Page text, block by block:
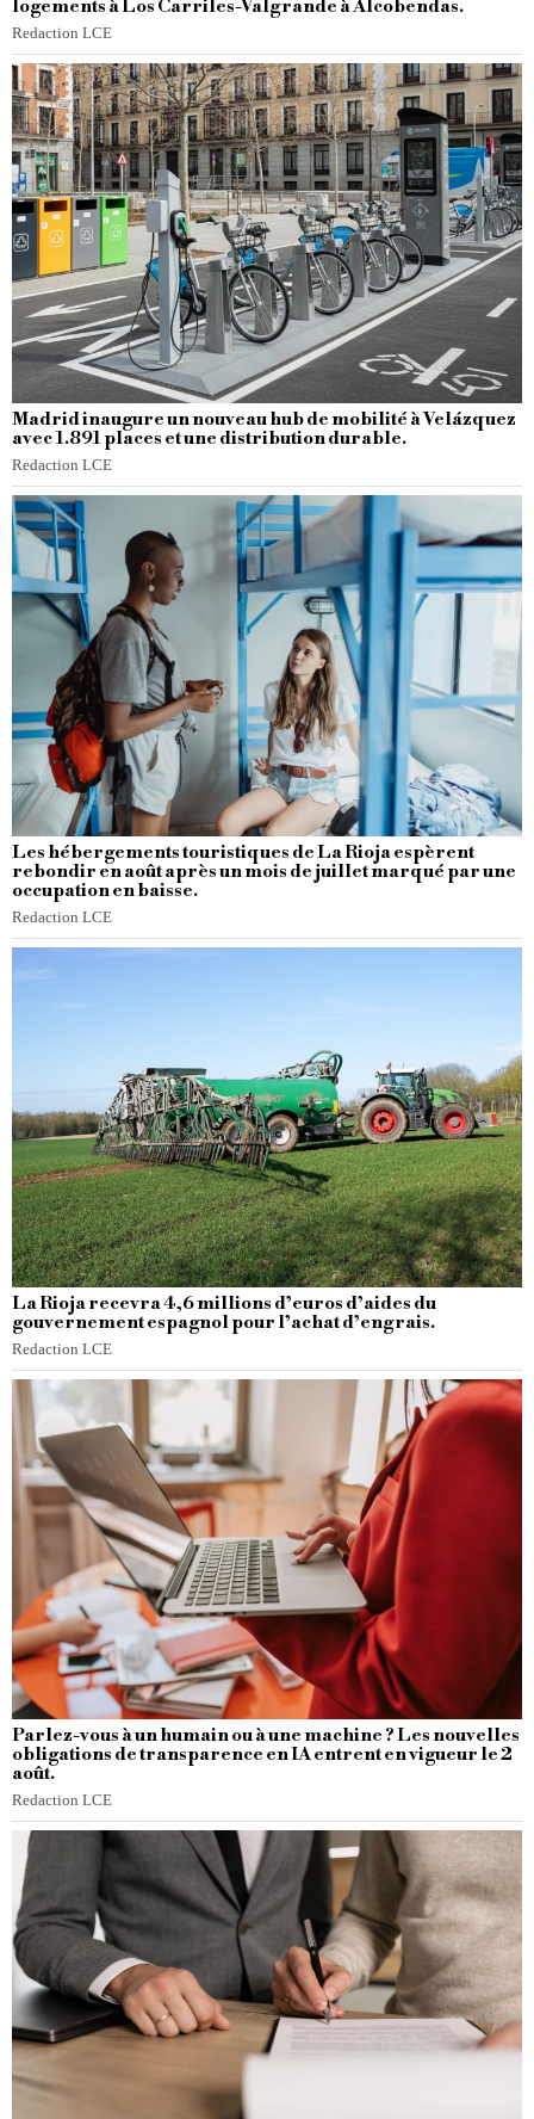
logements à Los Carriles-Valgrande à Alcobendas.
Redaction LCE
Madrid inaugure un nouveau hub de mobilité à Velázquez
avec 1.891 places et une distribution durable.
Redaction LCE
Les hébergements touristiques de La Rioja espèrent
rebondir en août après un mois de juillet marqué par une
occupation en baisse.
Redaction LCE
La Rioja recevra 4,6 millions d’euros d’aides du
gouvernement espagnol pour l’achat d’engrais.
Redaction LCE
Parlez-vous à un humain ou à une machine ? Les nouvelles
obligations de transparence en IA entrent en vigueur le 2
août.
Redaction LCE